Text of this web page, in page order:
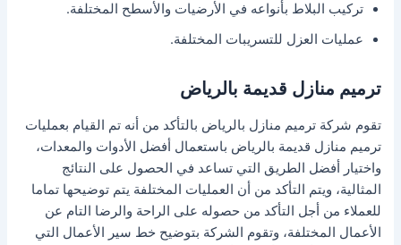
تركيب البلاط بأنواعه في الأرضيات والأسطح المختلفة.
عمليات العزل للتسريبات المختلفة.
ترميم منازل قديمة بالرياض
تقوم شركة ترميم منازل بالرياض بالتأكد من أنه تم القيام بعمليات
ترميم منازل قديمة بالرياض باستعمال أفضل الأدوات والمعدات،
واختيار أفضل الطريق التي تساعد في الحصول على النتائج
المثالية، ويتم التأكد من أن العمليات المختلفة يتم توضيحها تماما
للعملاء من أجل التأكد من حصوله على الراحة والرضا التام عن
الأعمال المختلفة، وتقوم الشركة بتوضيح خط سير الأعمال التي